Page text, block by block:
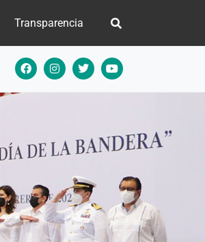
Transparencia